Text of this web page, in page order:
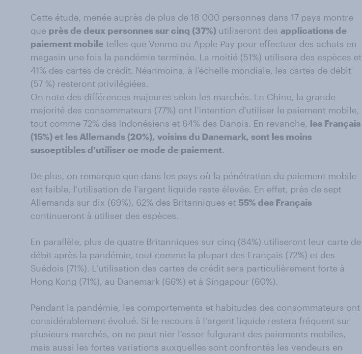
Cette étude, menée auprès de plus de 18 000 personnes dans 17 pays montre
que près de deux personnes sur cinq (37%) utiliseront des applications de
paiement mobile telles que Venmo ou Apple Pay pour effectuer des achats en
magasin une fois la pandémie terminée. La moitié (51%) utilisera des espèces et
41% des cartes de crédit. Néanmoins, à l'échelle mondiale, les cartes de débit
(57 %) resteront privilégiées.
On note des différences majeures selon les marchés. En Chine, la grande
majorité des consommateurs (77%) ont l'intention d'utiliser le paiement mobile,
tout comme 72% des Indonésiens et 64% des Danois. En revanche, les Français
(15%) et les Allemands (20%), voisins du Danemark, sont les moins
susceptibles d'utiliser ce mode de paiement.
De plus, on remarque que dans les pays où la pénétration du paiement mobile
est faible, l'utilisation de l'argent liquide reste élevée. En effet, près de sept
Allemands sur dix (69%), 62% des Britanniques et 55% des Français
continueront à utiliser des espèces.
En parallèle, plus de quatre Britanniques sur cinq (84%) utiliseront leur carte de
débit après la pandémie, tout comme la plupart des Français (72%) et des
Suédois (71%). L'utilisation des cartes de crédit sera particulièrement forte à
Hong Kong (71%), au Danemark (66%) et à Singapour (60%).
Pendant la pandémie, les comportements et habitudes des consommateurs ont
considérablement évolué. Si le recours à l'argent liquide restera fréquent sur
plusieurs marchés, on ne peut nier l'essor fulgurant des paiements mobiles,
mais aussi les fortes variations auxquelles sont confrontés les vendeurs en